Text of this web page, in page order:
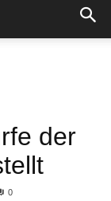
der
0